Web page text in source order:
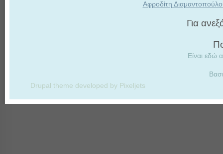
Αφροδίτη
Για
Είναι εδώ
Drupal theme developed by Pixeljets